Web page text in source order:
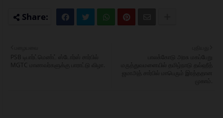
பாலக்கோடு அரசு மகப்பேறு
மருத்துவமனையில் தமிழ்நாடு தவ்ஹீத்
ஜமாஅத் சார்பில் மாபெரும் இரத்ததான
முகாம்.
PSB டிபார்ட்மெண்ட் ஸ்டோர்ஸ் சார்பில்
MGTC மாணவர்களுக்கு பாராட்டு விழா.